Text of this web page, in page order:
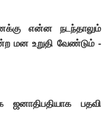
என்ன நடந்தாலும்
மன உறுதி வேண்டும் -
ஜனாதிபதியாக பதவி